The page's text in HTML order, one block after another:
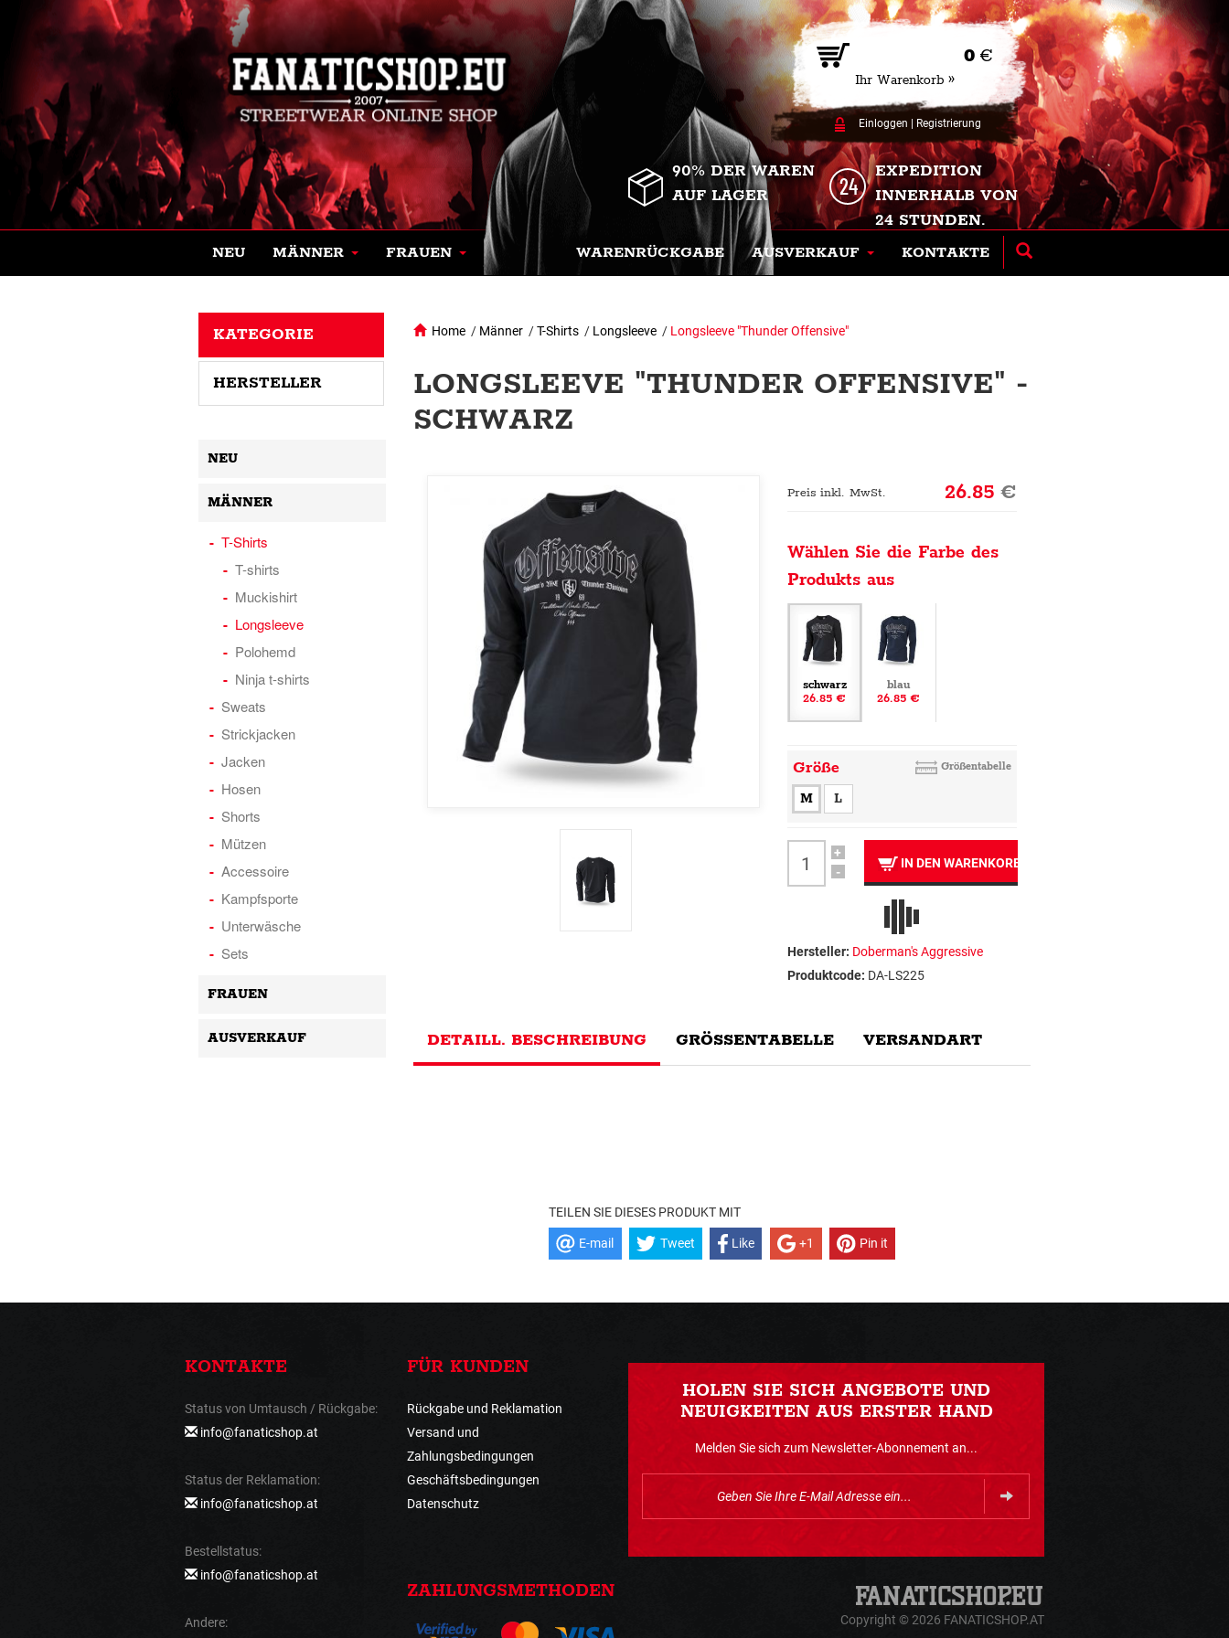
0 €
Ihr Warenkorb »
Einloggen Registrierung
90% DER WAREN
AUF LAGER
EXPEDITION
INNERHALB VON
24 STUNDEN.
NEU MÄNNER FRAUEN WARENRÜCKGABE AUSVERKAUF KONTAKTE
Home / Männer /T-Shirts / Longsleeve / Longsleeve "Thunder Offensive"
LONGSLEEVE "THUNDER OFFENSIVE" -
SCHWARZ
Preis inkl. MwSt. 26.85€
Wählen Sie die Farbe des
Produkts aus
schwarz
26.85 €
blau
26.85 €
Größe Größentabelle
M L
+
-
IN DEN WARENKORB
Hersteller: Doberman's Aggressive
Produktcode: DA-LS225
DETAILL. BESCHREIBUNG GRÖSSENTABELLE VERSANDART
TEILEN SIE DIESES PRODUKT MIT
E-mail Tweet Like +1 Pin it
KATEGORIE
HERSTELLER
NEU
MÄNNER
T-Shirts
T-shirts
Muckishirt
Longsleeve
Polohemd
Ninja t-shirts
Sweats
Strickjacken
Jacken
Hosen
Shorts
Mützen
Accessoire
Kampfsporte
Unterwäsche
Sets
FRAUEN
AUSVERKAUF
KONTAKTE
Status von Umtausch / Rückgabe:
info@fanaticshop.at
Status der Reklamation:
info@fanaticshop.at
Bestellstatus:
info@fanaticshop.at
Andere:
FÜR KUNDEN
Rückgabe und Reklamation
Versand und
Zahlungsbedingungen
Geschäftsbedingungen
Datenschutz
ZAHLUNGSMETHODEN
HOLEN SIE SICH ANGEBOTE UND
NEUIGKEITEN AUS ERSTER HAND
Melden Sie sich zum Newsletter-Abonnement an...
Copyright © 2026 FANATICSHOP.AT